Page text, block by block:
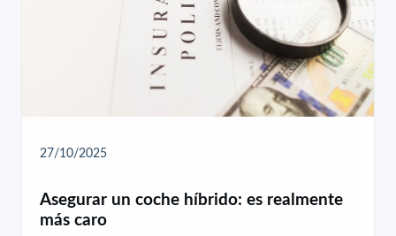
27/10/2025
Asegurar un coche híbrido: es realmente
más caro